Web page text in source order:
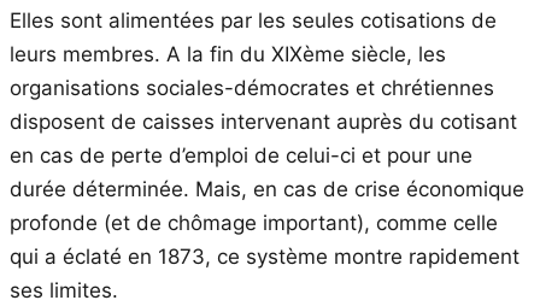
Elles sont alimentées par les seules cotisations de
leurs membres. A la fin du XIXème siècle, les
organisations sociales-démocrates et chrétiennes
disposent de caisses intervenant auprès du cotisant
en cas de perte d’emploi de celui-ci et pour une
durée déterminée. Mais, en cas de crise économique
profonde (et de chômage important), comme celle
qui a éclaté en 1873, ce système montre rapidement
ses limites.